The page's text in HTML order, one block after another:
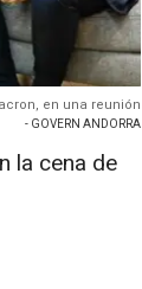
en una reunión
- GOVERN ANDORRA
la cena de